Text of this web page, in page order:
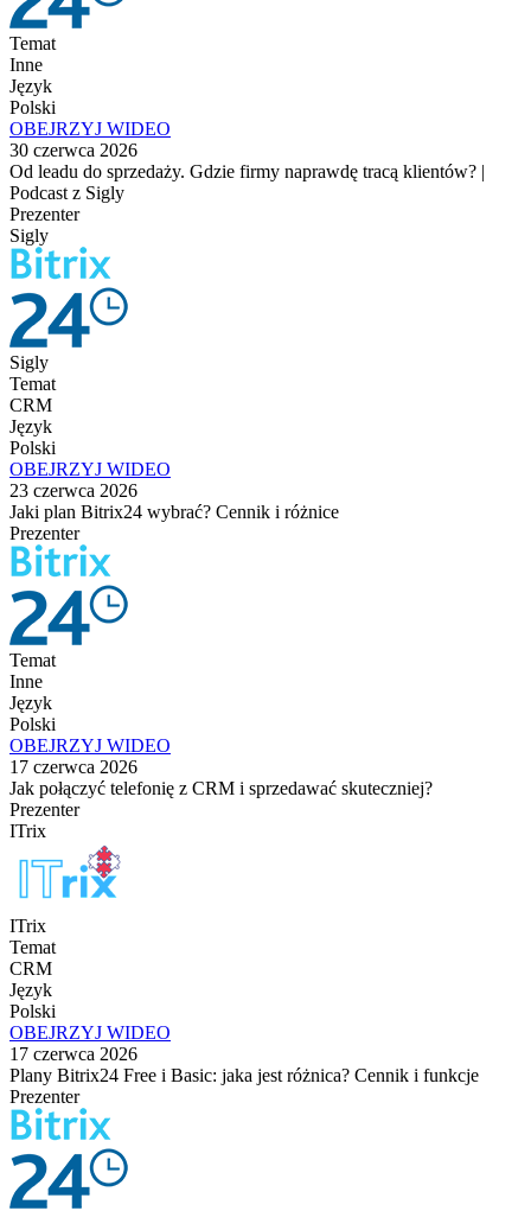
Temat
Inne
Język
Polski
OBEJRZYJ WIDEO
30 czerwca 2026
Od leadu do sprzedaży. Gdzie firmy naprawdę tracą klientów? |
Podcast z Sigly
Prezenter
Sigly
Sigly
Temat
CRM
Język
Polski
OBEJRZYJ WIDEO
23 czerwca 2026
Jaki plan Bitrix24 wybrać? Cennik i różnice
Prezenter
Temat
Inne
Język
Polski
OBEJRZYJ WIDEO
17 czerwca 2026
Jak połączyć telefonię z CRM i sprzedawać skuteczniej?
Prezenter
ITrix
ITrix
Temat
CRM
Język
Polski
OBEJRZYJ WIDEO
17 czerwca 2026
Plany Bitrix24 Free i Basic: jaka jest różnica? Cennik i funkcje
Prezenter